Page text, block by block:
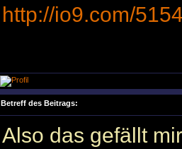
http://io9.com/
Betreff des Beitrags:
Also das gefällt